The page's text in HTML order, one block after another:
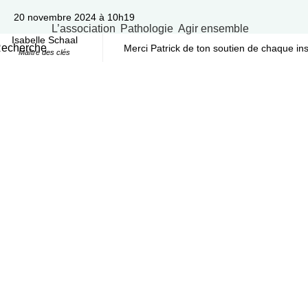
L’association Pathologie Agir ensemble
20 novembre 2024 à 10h19
Isabelle Schaal
Maître des clés Merci Patrick de ton soutien de chaque